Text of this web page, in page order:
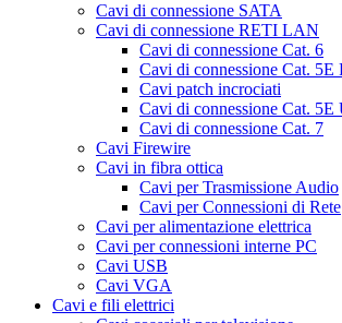
Cavi di connessione SATA
Cavi di connessione RETI LAN
Cavi di connessione Cat. 6
Cavi di connessione Cat. 5E
Cavi patch incrociati
Cavi di connessione Cat. 5E
Cavi di connessione Cat. 7
Cavi Firewire
Cavi in fibra ottica
Cavi per Trasmissione Audio
Cavi per Connessioni di Rete
Cavi per alimentazione elettrica
Cavi per connessioni interne PC
Cavi USB
Cavi VGA
Cavi e fili elettrici